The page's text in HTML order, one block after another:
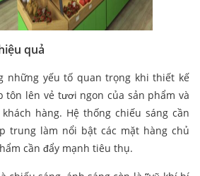
quả
những yếu tố quan trọng khi thiết kế
tôn lên vẻ tươi ngon của sản phẩm và
hàng. Hệ thống chiếu sáng cần
trung làm nổi bật các mặt hàng chủ
cần đẩy mạnh tiêu thụ.